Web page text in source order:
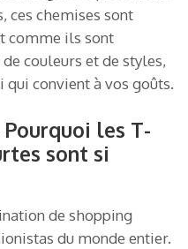
ces chemises sont
comme ils sont
couleurs et de styles,
qui convient à vos goûts.
Pourquoi les T-
sont si
de shopping
du monde entier.